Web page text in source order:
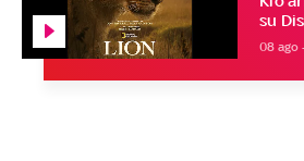
su
08 ago